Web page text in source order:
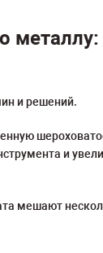
металлу:
и решений.
и
мешают